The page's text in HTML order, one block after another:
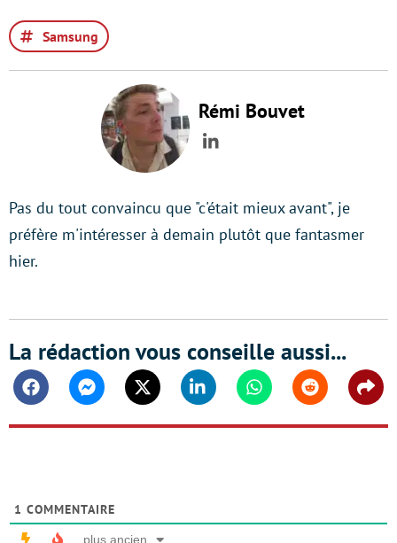
Samsung
Rémi Bouvet
LinkedIn
Pas du tout convaincu que "c'était mieux avant", je
préfère m'intéresser à demain plutôt que fantasmer
hier.
La rédaction vous conseille aussi...
FacebookMessengerTwitter Linkedin WhatsappReddit
1 COMMENTAIRE
plus ancien